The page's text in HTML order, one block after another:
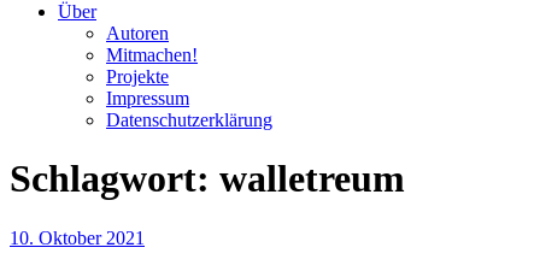
Über
Autoren
Mitmachen!
Projekte
Impressum
Datenschutzerklärung
Schlagwort: walletreum
Veröffentlicht
10. Oktober 2021